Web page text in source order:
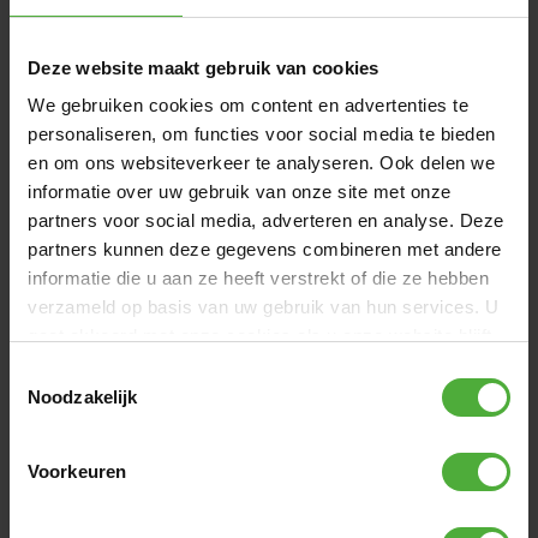
Deze website maakt gebruik van cookies
We gebruiken cookies om content en advertenties te
personaliseren, om functies voor social media te bieden
en om ons websiteverkeer te analyseren. Ook delen we
informatie over uw gebruik van onze site met onze
partners voor social media, adverteren en analyse. Deze
partners kunnen deze gegevens combineren met andere
informatie die u aan ze heeft verstrekt of die ze hebben
verzameld op basis van uw gebruik van hun services. U
Noodzakelijk
Voorkeuren
Bekijk alle afmetingen en details
VAAK SAMEN GEKOCHT MET